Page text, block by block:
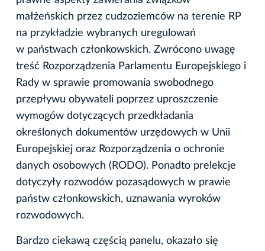
małżeńskich przez cudzoziemców na terenie RP
na przykładzie wybranych uregulowań
w państwach członkowskich. Zwrócono uwagę
treść Rozporządzenia Parlamentu Europejskiego i
Rady w sprawie promowania swobodnego
przepływu obywateli poprzez uproszczenie
wymogów dotyczących przedkładania
określonych dokumentów urzędowych w Unii
Europejskiej oraz Rozporządzenia o ochronie
danych osobowych (RODO). Ponadto prelekcje
dotyczyły rozwodów pozasądowych w prawie
państw członkowskich, uznawania wyroków
rozwodowych.
Bardzo ciekawą częścią panelu, okazało się